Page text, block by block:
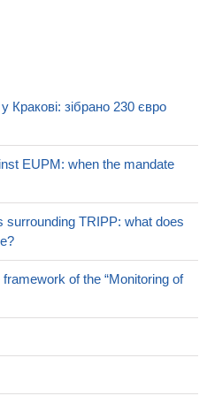
Кракові: зібрано 230 євро
EUPM: when the mandate
TRIPP: what does
of the “Monitoring of